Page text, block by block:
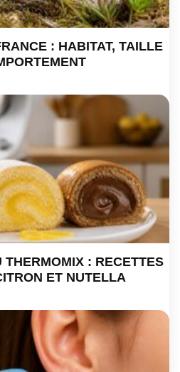
: HABITAT, TAILLE
: RECETTES
ET NUTELLA